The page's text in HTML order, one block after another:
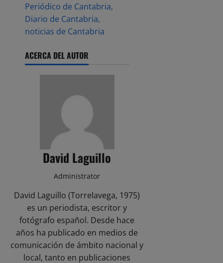
Periódico de Cantabria,
Diario de Cantabria,
noticias de Cantabria
ACERCA DEL AUTOR
David Laguillo
Administrator
David Laguillo (Torrelavega, 1975)
es un periodista, escritor y
fotógrafo español. Desde hace
años ha publicado en medios de
comunicación de ámbito nacional y
local, tanto en publicaciones